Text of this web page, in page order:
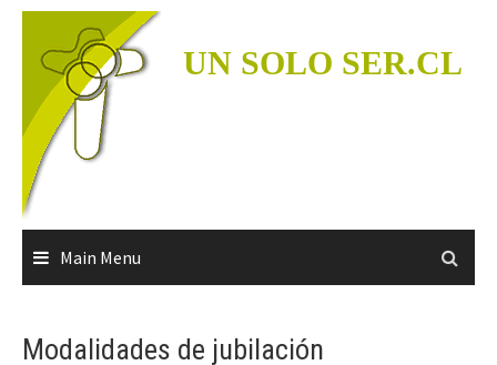
Skip
content
UN SOLO SER.CL
Main Menu
Modalidades de jubilación